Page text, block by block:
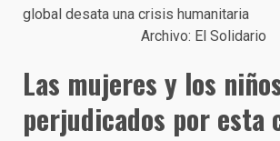
Archivo: El Solidario
Las mujeres y los
perjudicados por esta